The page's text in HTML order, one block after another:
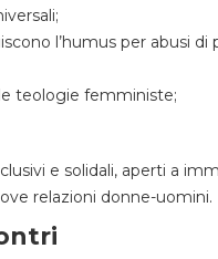
l’humus per abusi
teologie femministe;
e solidali, aperti a
relazioni donne-uomini.